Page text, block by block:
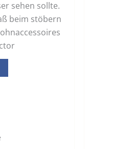
sehen sollte.
beim stöbern